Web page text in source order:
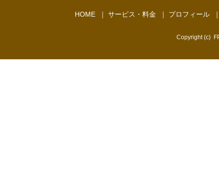
HOME ｜ サービス・料金 ｜ プロフィール
Copyright (c)